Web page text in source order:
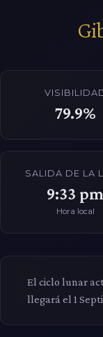
79.9%
SALIDA DE LA
9:33 pm
Hora local
El ciclo lunar
llegará el 1